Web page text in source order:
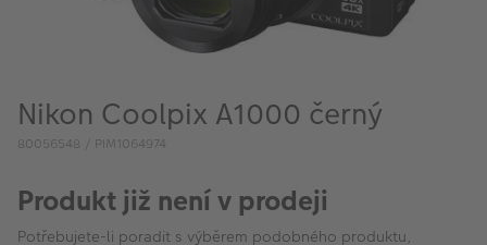
VÝPRODEJ
FOTO BAZAR
Akce a slevy
Nikon Coolpix A1000 černý
80056548 / PIM1064974
Produkt již není v prodeji
Potřebujete-li poradit s výběrem podobného produktu,